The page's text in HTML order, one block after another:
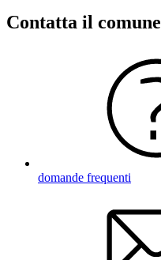
Contatta il comune
domande frequenti